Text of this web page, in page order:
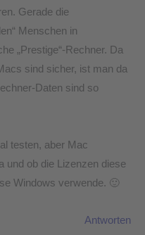
Gerade die
Menschen in
„Prestige“-Rechner. Da
sind sicher, ist man da
Daten sind so
testen, aber Mac
und ob die Lizenzen diese
Windows verwende. 🙂
Antworten